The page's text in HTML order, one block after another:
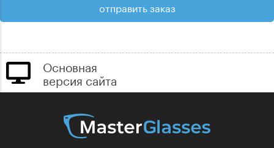
Основная
версия сайта